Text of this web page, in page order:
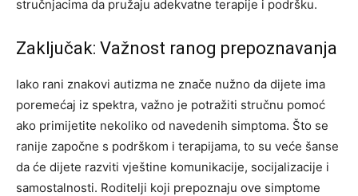
stručnjacima da pružaju adekvatne terapije i podršku.
Zaključak: Važnost ranog prepoznavanja
Iako rani znakovi autizma ne znače nužno da dijete ima
poremećaj iz spektra, važno je potražiti stručnu pomoć
ako primijetite nekoliko od navedenih simptoma. Što se
ranije započne s podrškom i terapijama, to su veće šanse
da će dijete razviti vještine komunikacije, socijalizacije i
samostalnosti. Roditelji koji prepoznaju ove simptome